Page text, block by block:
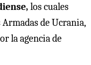
los cuales
de Ucrania,
la agencia de